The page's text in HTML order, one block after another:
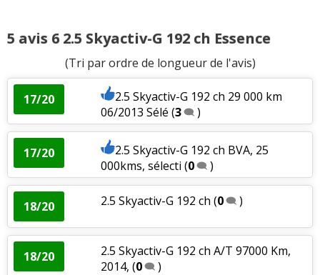
5 avis 6 2.5 Skyactiv-G 192 ch Essence
(Tri par ordre de longueur de l'avis)
17/20
2.5 Skyactiv-G 192 ch 29 000 km
06/2013 Sélé (3 )
17/20
2.5 Skyactiv-G 192 ch BVA, 25
000kms, sélecti (0 )
18/20 2.5 Skyactiv-G 192 ch (0 )
18/20
2.5 Skyactiv-G 192 ch A/T 97000 Km,
2014, (0 )